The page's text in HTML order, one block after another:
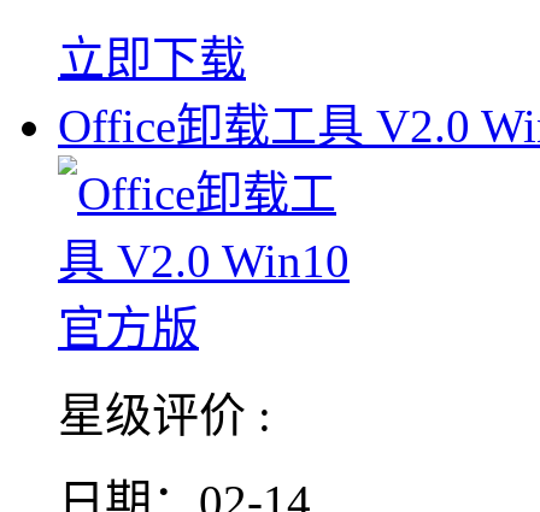
立即下载
Office卸载工具 V2.0
星级评价 :